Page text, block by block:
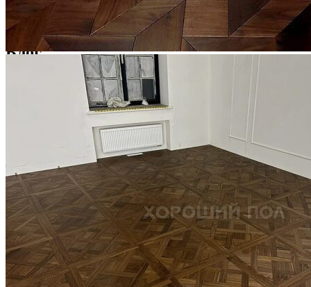
Услуги по реставрации паркета
1 500 ₽
Блог
Интересные статьи о паркете Coswick
ВИДЕО-ИНСТРУКЦИЯ: Реставрация царапин. Полы,
покрытые маслом и твердым воском. Системы для локального
ремонта и восстановления
Читать полностью
02.02.2026
ПОЛЫ, ПОКРЫТЫЕ МАСЛОМ. РЕСТАВРАЦИЯ
НЕБОЛЬШИХ ПОТЕРТОСТЕЙ
Читать полностью
12.01.2026